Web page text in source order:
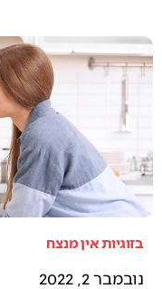
בזוגיות אין מנצח
נובמבר 2, 2022